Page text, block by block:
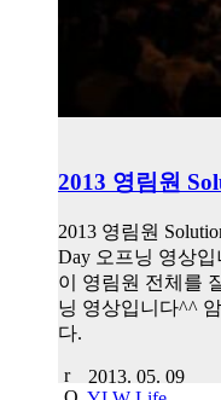
2013 영림원
2013 영림원
Day 오프닝 영상
이 영림원 전체를
닝 영상입니다^^
다.
2013. 05. 09